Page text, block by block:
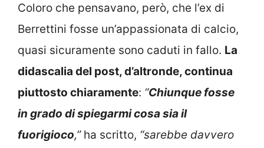
Coloro che pensavano, però, che l’ex di
Berrettini fosse un’appassionata di calcio,
quasi sicuramente sono caduti in fallo. La
didascalia del post, d’altronde, continua
piuttosto chiaramente: “Chiunque fosse
in grado di spiegarmi cosa sia il
fuorigioco,”ha scritto, “sarebbe davvero